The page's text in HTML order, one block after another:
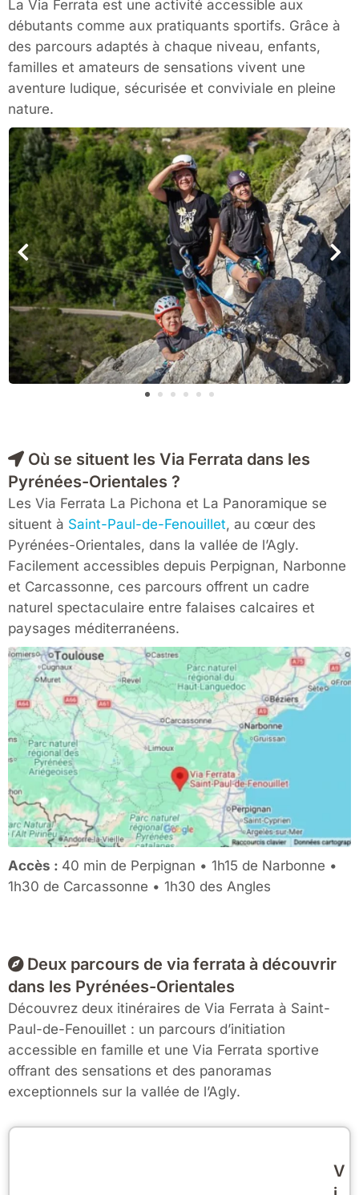
La Via Ferrata est une activité accessible aux
débutants comme aux pratiquants sportifs. Grâce à
des parcours adaptés à chaque niveau, enfants,
familles et amateurs de sensations vivent une
aventure ludique, sécurisée et conviviale en pleine
nature.
Où se situent les Via Ferrata dans les
Pyrénées-Orientales ?
Les Via Ferrata La Pichona et La Panoramique se
situent à Saint-Paul-de-Fenouillet, au cœur des
Pyrénées-Orientales, dans la vallée de l’Agly.
Facilement accessibles depuis Perpignan, Narbonne
et Carcassonne, ces parcours offrent un cadre
naturel spectaculaire entre falaises calcaires et
paysages méditerranéens.
Accès : 40 min de Perpignan • 1h15 de Narbonne •
1h30 de Carcassonne • 1h30 des Angles
Deux parcours de via ferrata à découvrir
dans les Pyrénées-Orientales
Découvrez deux itinéraires de Via Ferrata à Saint-
Paul-de-Fenouillet : un parcours d’initiation
accessible en famille et une Via Ferrata sportive
offrant des sensations et des panoramas
exceptionnels sur la vallée de l’Agly.
V